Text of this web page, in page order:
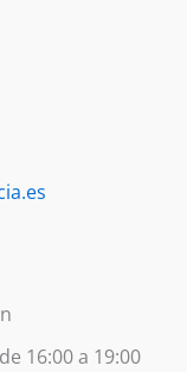
16:00 a 19:00